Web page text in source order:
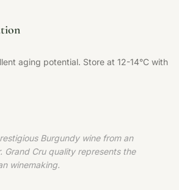
aging potential. Store at 12-14°C with
Burgundy wine from an
Grand Cru quality represents the
winemaking.